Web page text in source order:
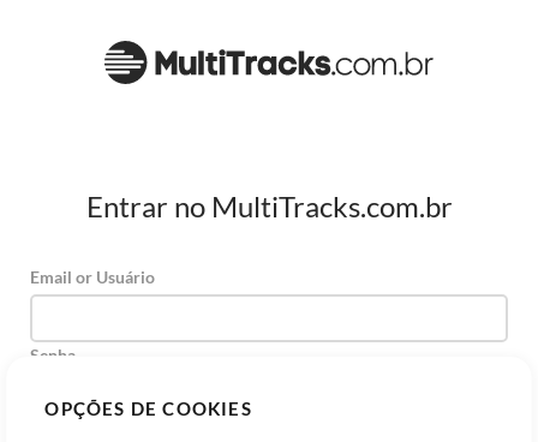
OPÇÕES DE COOKIES
Entrar no MultiTracks.com.br
Email or Usuário
Senha